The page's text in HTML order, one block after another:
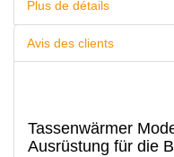
Plus de détails
Avis des clients
Tassenwärmer
Ausrüstung für die